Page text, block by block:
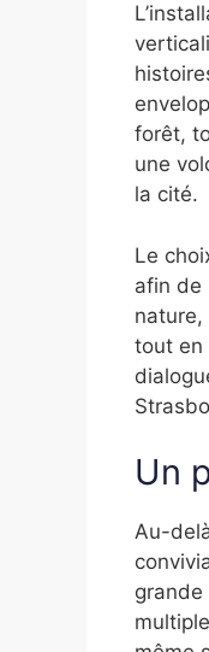
forêt,
une
la cité.
Le
afin de
nature,
tout en
Un
Au-
grande